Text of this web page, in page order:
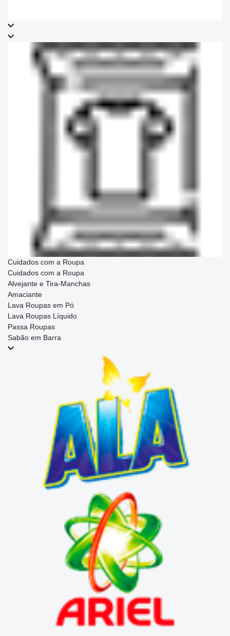
Cuidados com a Roupa
Cuidados com a Roupa
Alvejante e Tira-Manchas
Amaciante
Lava Roupas em Pó
Lava Roupas Líquido
Passa Roupas
Sabão em Barra